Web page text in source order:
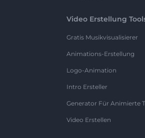
Video Erstellung
Gratis Musikvisualisierer
Animations-Erstellung
Logo-Animation
Intro Ersteller
Generator Für Animierte
Video Erstellen